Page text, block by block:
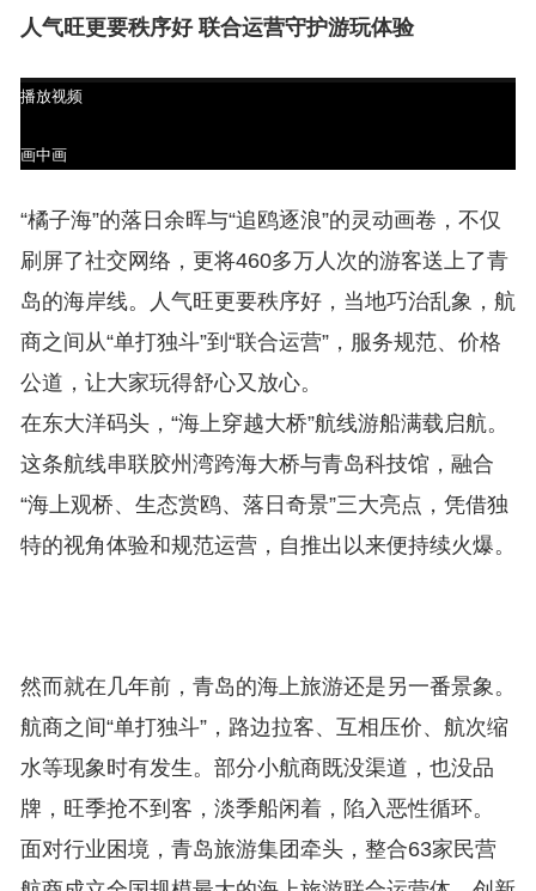
人气旺更要秩序好 联合运营守护游玩体验
播放视频
画中画
“橘子海”的落日余晖与“追鸥逐浪”的灵动画卷，不仅
刷屏了社交网络，更将460多万人次的游客送上了青
岛的海岸线。人气旺更要秩序好，当地巧治乱象，航
商之间从“单打独斗”到“联合运营”，服务规范、价格
公道，让大家玩得舒心又放心。
在东大洋码头，“海上穿越大桥”航线游船满载启航。
这条航线串联胶州湾跨海大桥与青岛科技馆，融合
“海上观桥、生态赏鸥、落日奇景”三大亮点，凭借独
特的视角体验和规范运营，自推出以来便持续火爆。
然而就在几年前，青岛的海上旅游还是另一番景象。
航商之间“单打独斗”，路边拉客、互相压价、航次缩
水等现象时有发生。部分小航商既没渠道，也没品
牌，旺季抢不到客，淡季船闲着，陷入恶性循环。
面对行业困境，青岛旅游集团牵头，整合63家民营